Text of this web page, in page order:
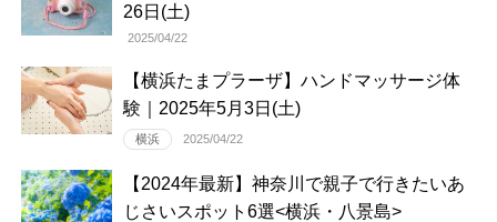
26日(土)
2025/04/22
【横浜たまプラーザ】ハンドマッサージ体
験｜2025年5月3日(土)
横浜 2025/04/22
【2024年最新】神奈川で親子で行きたいあ
じさいスポット6選<横浜・八景島>